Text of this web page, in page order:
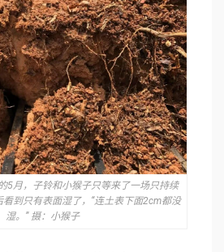
5月，子铃和小猴子只等来了一场只持续
到只有表面湿了，“连土表下面2cm都没
湿。” 摄：小猴子